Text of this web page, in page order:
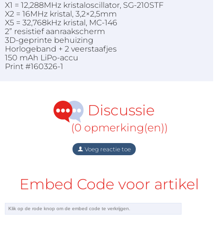
X1 = 12,288MHz kristaloscillator, SG-210STF
X2 = 16MHz kristal, 3,2×2,5mm
X5 = 32,768kHz kristal, MC-146
2” resistief aanraakscherm
3D-geprinte behuizing
Horlogeband + 2 veerstaafjes
150 mAh LiPo-accu
Print #160326-1
Discussie
(0 opmerking(en))
Voeg reactie toe
Embed Code voor artikel